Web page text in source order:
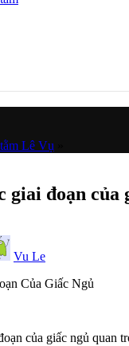
Lê Vụ
giai đoạn của
Vu Le
của giấc ngủ quan